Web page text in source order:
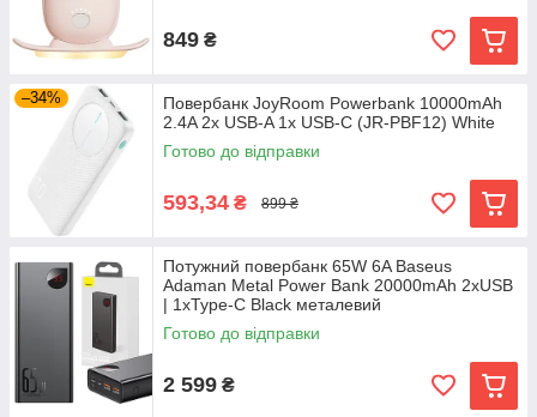
849 ₴
–34%
Повербанк JoyRoom Powerbank 10000mAh
2.4A 2x USB-A 1x USB-C (JR-PBF12) White
Готово до відправки
593,34 ₴ 899 ₴
Потужний повербанк 65W 6A Baseus
Adaman Metal Power Bank 20000mAh 2xUSB
| 1xType-C Black металевий
Готово до відправки
2 599 ₴